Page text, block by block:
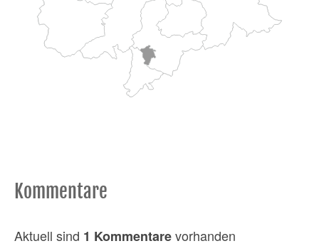
Kommentare
Aktuell sind 1 Kommentarevorhanden